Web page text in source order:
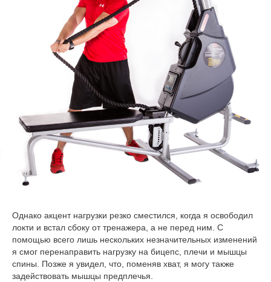
Однако акцент нагрузки резко сместился, когда я освободил
локти и встал сбоку от тренажера, а не перед ним. С
помощью всего лишь нескольких незначительных изменений
я смог перенаправить нагрузку на бицепс, плечи и мышцы
спины. Позже я увидел, что, поменяв хват, я могу также
задействовать мышцы предплечья.